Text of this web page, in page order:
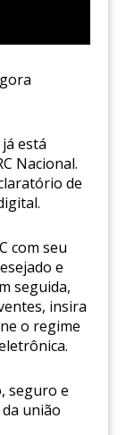
está
Nacional.
de
com seu
e
seguida,
insira
o regime
seguro e
união